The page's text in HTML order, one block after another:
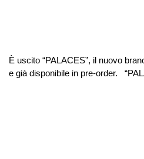
È uscito “PALACES”, il nuovo
e già disponibile in pre-order.